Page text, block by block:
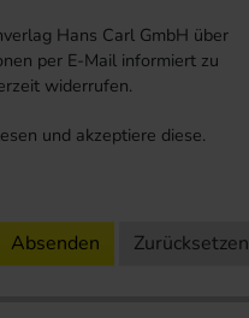
Hans Carl GmbH über
per E-Mail informiert zu
widerrufen.
und akzeptiere diese.
Absenden Zurücksetzen